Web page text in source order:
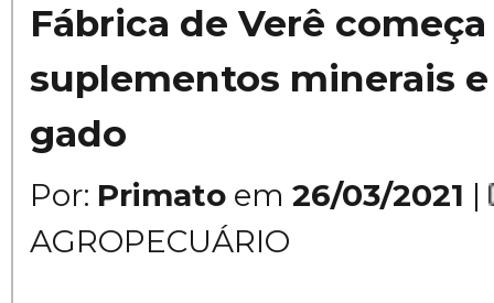
Fábrica de Verê
suplementos minerais
gado
Por: Primato em 26/03/2021 |
AGROPECUÁRIO